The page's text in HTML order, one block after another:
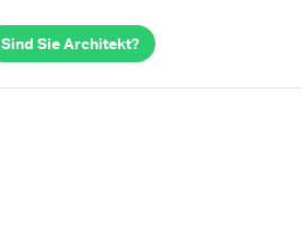
Sind Sie Architekt?